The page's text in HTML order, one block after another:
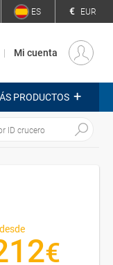
ES € EUR
Mi cuenta
PRODUCTOS +
desde
€